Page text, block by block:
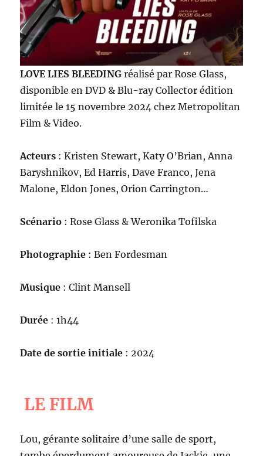
LOVE LIES BLEEDINGréalisé par Rose Glass,
disponible en DVD & Blu-ray Collector édition
limitée le 15 novembre 2024 chez Metropolitan
Film & Video.
Acteurs : Kristen Stewart, Katy O’Brian, Anna
Baryshnikov, Ed Harris, Dave Franco, Jena
Malone, Eldon Jones, Orion Carrington…
Scénario : Rose Glass & Weronika Tofilska
Photographie : Ben Fordesman
Musique : Clint Mansell
Durée : 1h44
Date de sortie initiale : 2024
LE FILM
Lou, gérante solitaire d’une salle de sport,